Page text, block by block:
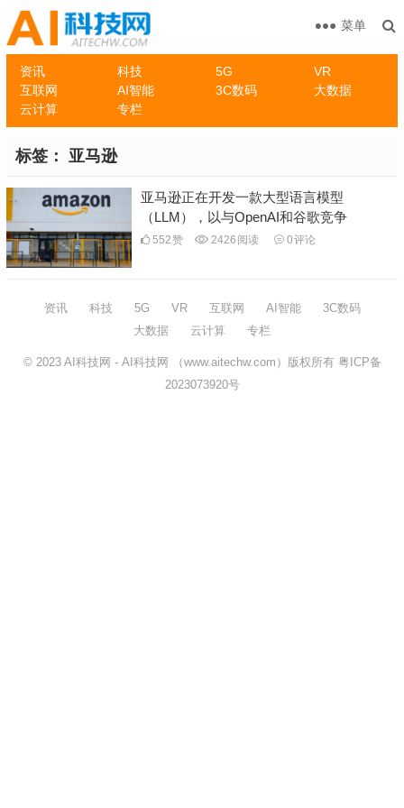
资讯 科技 5G
VR
互联网
AI智能 3C数码
大数据
云计算
专栏
菜单
标签： 亚马逊
亚马逊正在开发一款大型语言模型
（LLM），以与OpenAI和谷歌竞争
552赞 2426 阅读 0评论
资讯 科技 5G VR 互联网 AI智能
3C数码
大数据
云计算 专栏
© 2023 AI科技网 - AI科技网 （www.aitechw.com）版权所有粤ICP备
2023073920号